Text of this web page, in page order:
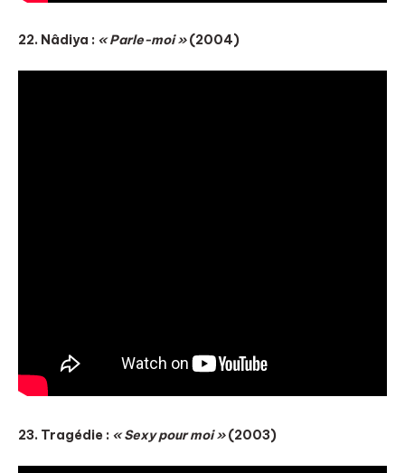
22. Nâdiya : « Parle-moi »(2004)
23. Tragédie : « Sexy pour moi »(2003)